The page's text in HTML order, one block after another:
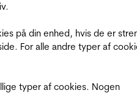
på din enhed, hvis de er
For alle andre typer af
typer af cookies. Nogen